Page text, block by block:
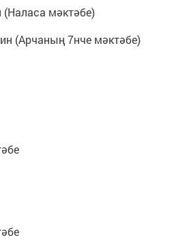
(Наласа мәктәбе)
(Арчаның 7нче мәктәбе)